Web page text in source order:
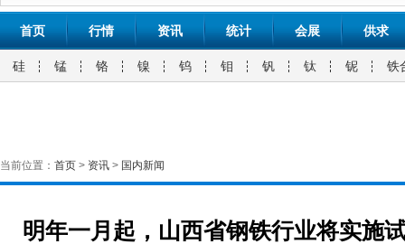
首页 行情 资讯 统计 会展 供求
硅 锰 铬 镍 钨 钼 钒 钛 铌 铁
当前位置： 首页 > 资讯 > 国内新闻
明年一月起，山西省钢铁行业将实施